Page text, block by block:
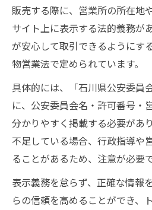
販売する際に、営業所の所在地
サイト上に表示する法的義務が
が安心して取引できるようにす
物営業法で定められています。
具体的には、「石川県公安委
に、公安委員会名・許可番号・
分かりやすく掲載する必要があ
不足している場合、行政指導や
ることがあるため、注意が必要で
表示義務を怠らず、正確な情報
らの信頼を高めることができ、